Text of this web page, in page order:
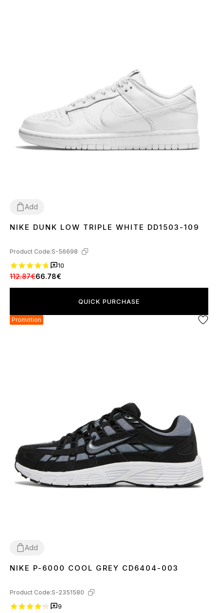
Add
3637 383940 4142 43 4445
NIKE DUNK LOW TRIPLE WHITE DD1503-109
Product Code:S-56698
10
112.87€66.78€
QUICK PURCHASE
Promotion
Add
3637 38 3940 41 4344 45
NIKE P-6000 COOL GREY CD6404-003
Product Code:S-2351580
9